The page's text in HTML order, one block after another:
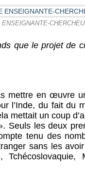
ENSEIGNANTE-
que le projet de
mettre en œuvre
l’Inde, du fait du
mettait un coup
Seuls les deux
tenu des
sans les